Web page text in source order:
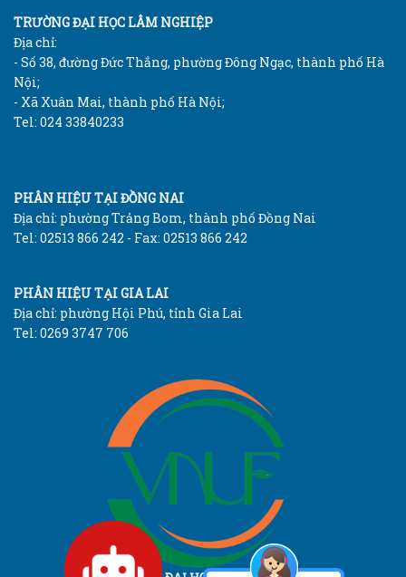
TRƯỜNG ĐẠI HỌC LÂM NGHIỆP
Địa chỉ:
- Số 38, đường Đức Thắng, phường Đông Ngạc, thành phố Hà
Nội;
- Xã Xuân Mai, thành phố Hà Nội;
Tel: 024 33840233
PHÂN HIỆU TẠI ĐỒNG NAI
Địa chỉ: phường Trảng Bom, thành phố Đồng Nai
Tel: 02513 866 242 - Fax: 02513 866 242
PHÂN HIỆU TẠI GIA LAI
Địa chỉ: phường Hội Phú, tỉnh Gia Lai
Tel: 0269 3747 706